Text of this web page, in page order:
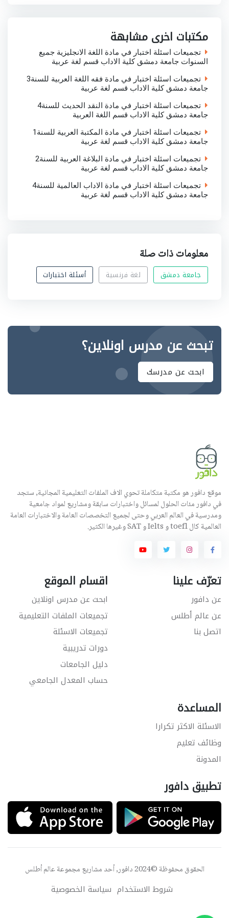
p
p n
مكتبات اخرى مشابهة
تجميعات اسئلة اختبار في مادة اللغة الانجليزية جميع
السنوات جامعة دمشق كلية الاداب قسم لغة عربية
تجميعات اسئلة اختبار في مادة فقه اللغة العربية للسنة3
جامعة دمشق كلية الاداب قسم لغة عربية
تجميعات اسئلة اختبار في مادة النقد الحديث للسنة4
جامعة دمشق كلية الاداب قسم اللغة العربية
تجميعات اسئلة اختبار في مادة المكتبة العربية للسنة1
جامعة دمشق كلية الاداب قسم لغة عربية
تجميعات اسئلة اختبار في مادة البلاغة العربية للسنة2
جامعة دمشق كلية الاداب قسم لغة عربية
تجميعات اسئلة اختبار في مادة الاداب العالمية للسنة4
جامعة دمشق كلية الاداب قسم لغة عربية
معلومات ذات صلة
جامعة دمشق لغة فرنسية أسئلة اختبارات
تبحث عن مدرس اونلاين؟
ابحث عن مدرسك
موقع دافور هو مكتبة متكاملة تحوي الاف الملفات التعليمية المجانية, ستجد
في دافور مئات الحلول لمسائل واختبارات سابقة ومشاريع لمواد جامعية
ومدرسية في العالم العربي وحتى لجميع التخصصات العامة والاختبارات العامة
العالمية كال toefl و Ielts و SAT وغيرها الكثير.
تعرّف علينا
عن دافور
عن عالم أطلس
اتصل بنا
اقسام الموقع
ابحث عن مدرس اونلاين
تجميعات الملفات التعليمية
تجميعات الاسئلة
دورات تدريبية
دليل الجامعات
حساب المعدل الجامعي
المساعدة
الاسئلة الاكثر تكرارا
وظائف تعليم
المدونة
تطبيق دافور
الحقوق محفوظة ©2024 دافور, أحد مشاريع مجموعة عالم أطلس
شروط الاستخدام سياسة الخصوصية